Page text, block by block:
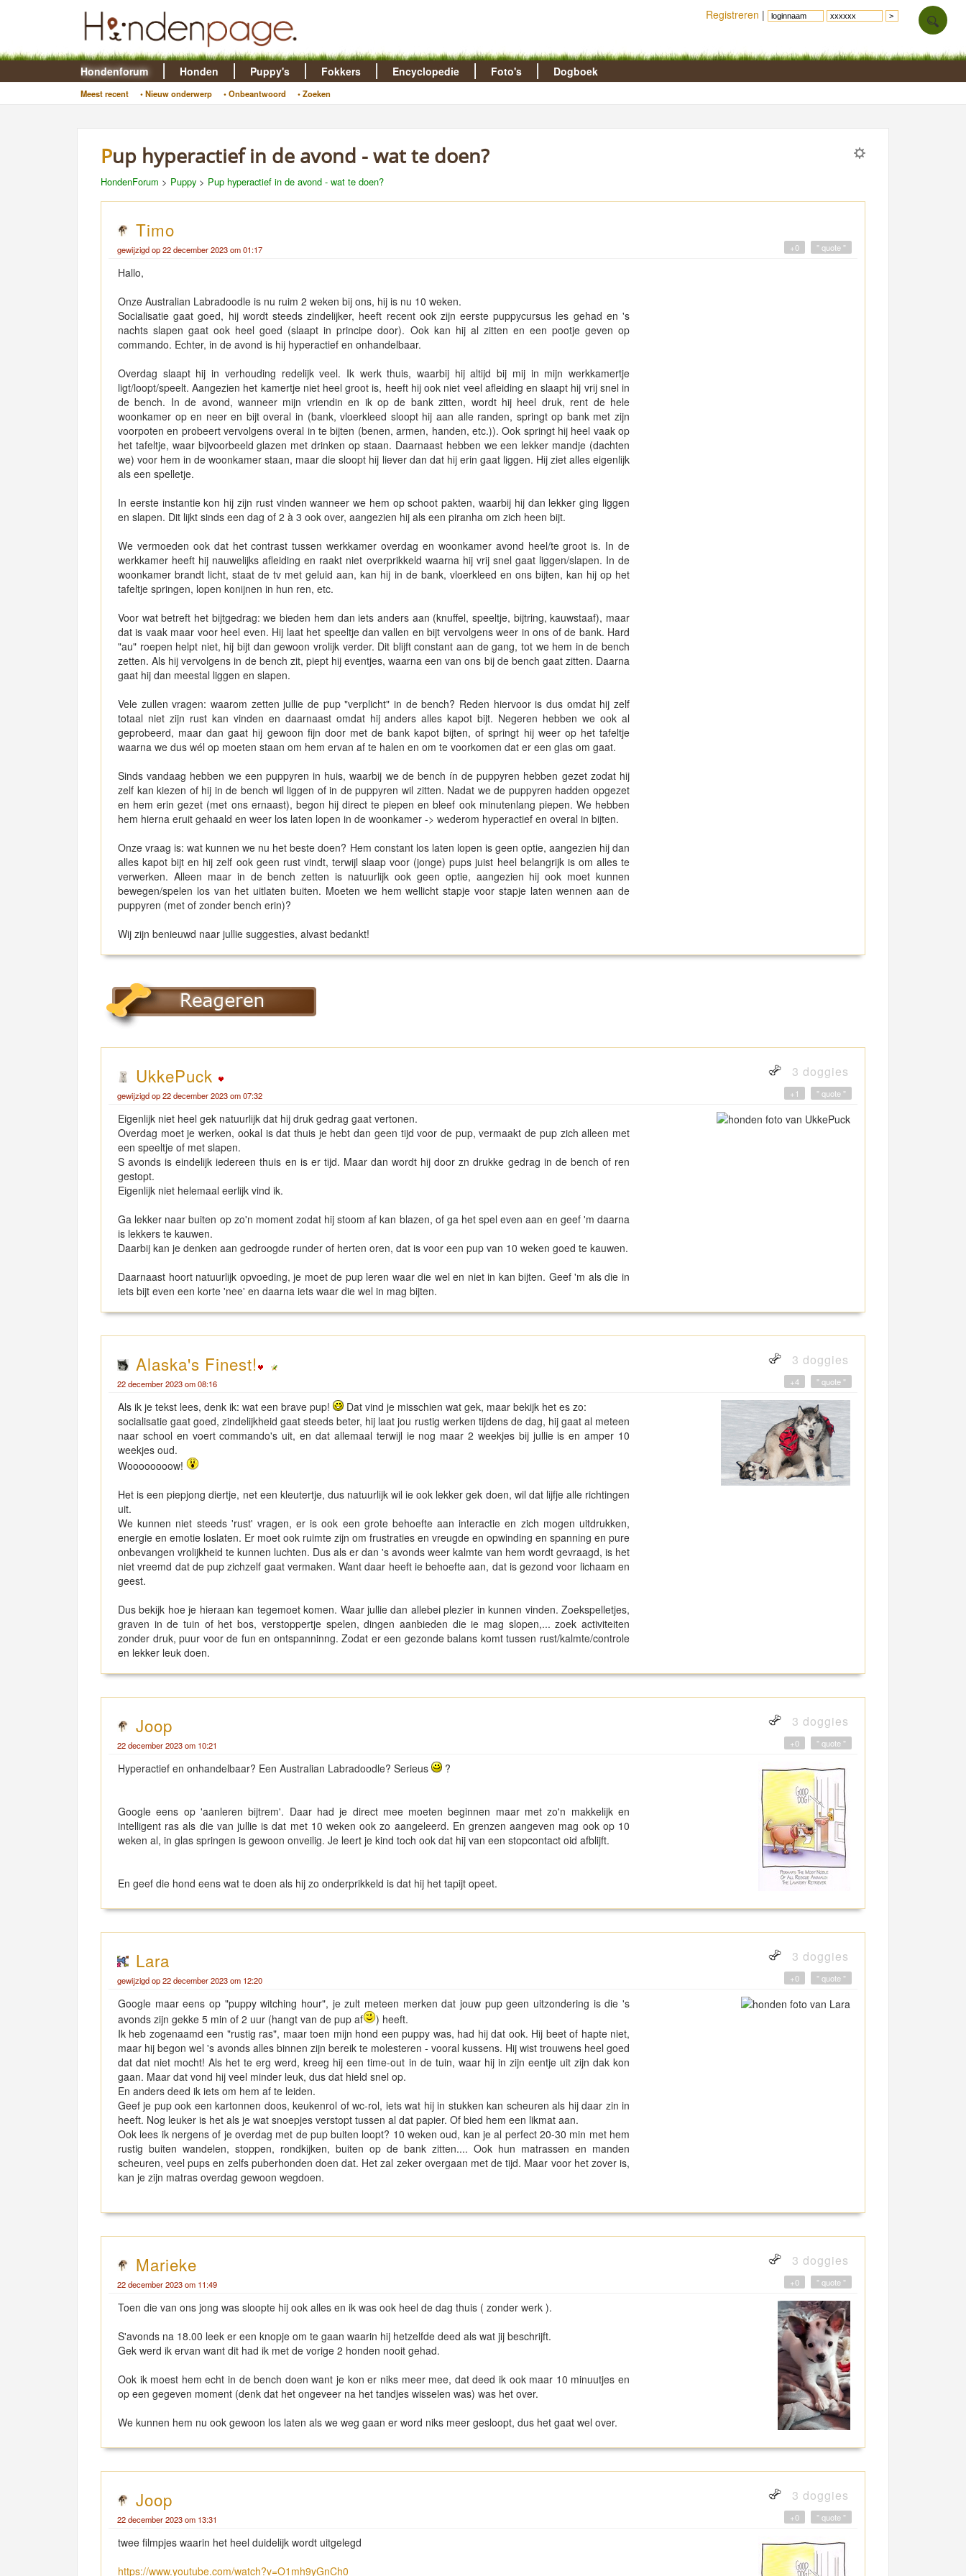
Hondenforum
Meest recent • Nieuw onderwerp • Onbeantwoord • Zoeken
Honden Puppy's Fokkers Encyclopedie Foto's Dogboek
Pup hyperactief in de avond - wat te doen?
HondenForum > Puppy > Pup hyperactief in de avond - wat te doen?
Timo
gewijzigd op 22 december 2023 om 01:17 " quote "
+0
Hallo,
Onze Australian Labradoodle is nu ruim 2 weken bij ons, hij is nu 10 weken.
Socialisatie gaat goed, hij wordt steeds zindelijker, heeft recent ook zijn eerste puppycursus les gehad en 's
nachts slapen gaat ook heel goed (slaapt in principe door). Ook kan hij al zitten en een pootje geven op
commando. Echter, in de avond is hij hyperactief en onhandelbaar.
Overdag slaapt hij in verhouding redelijk veel. Ik werk thuis, waarbij hij altijd bij mij in mijn werkkamertje
ligt/loopt/speelt. Aangezien het kamertje niet heel groot is, heeft hij ook niet veel afleiding en slaapt hij vrij snel in
de bench. In de avond, wanneer mijn vriendin en ik op de bank zitten, wordt hij heel druk, rent de hele
woonkamer op en neer en bijt overal in (bank, vloerkleed sloopt hij aan alle randen, springt op bank met zijn
voorpoten en probeert vervolgens overal in te bijten (benen, armen, handen, etc.)). Ook springt hij heel vaak op
het tafeltje, waar bijvoorbeeld glazen met drinken op staan. Daarnaast hebben we een lekker mandje (dachten
we) voor hem in de woonkamer staan, maar die sloopt hij liever dan dat hij erin gaat liggen. Hij ziet alles eigenlijk
als een spelletje.
In eerste instantie kon hij zijn rust vinden wanneer we hem op schoot pakten, waarbij hij dan lekker ging liggen
en slapen. Dit lijkt sinds een dag of 2 à 3 ook over, aangezien hij als een piranha om zich heen bijt.
We vermoeden ook dat het contrast tussen werkkamer overdag en woonkamer avond heel/te groot is. In de
werkkamer heeft hij nauwelijks afleiding en raakt niet overprikkeld waarna hij vrij snel gaat liggen/slapen. In de
woonkamer brandt licht, staat de tv met geluid aan, kan hij in de bank, vloerkleed en ons bijten, kan hij op het
tafeltje springen, lopen konijnen in hun ren, etc.
Voor wat betreft het bijtgedrag: we bieden hem dan iets anders aan (knuffel, speeltje, bijtring, kauwstaaf), maar
dat is vaak maar voor heel even. Hij laat het speeltje dan vallen en bijt vervolgens weer in ons of de bank. Hard
"au" roepen helpt niet, hij bijt dan gewoon vrolijk verder. Dit blijft constant aan de gang, tot we hem in de bench
zetten. Als hij vervolgens in de bench zit, piept hij eventjes, waarna een van ons bij de bench gaat zitten. Daarna
gaat hij dan meestal liggen en slapen.
Vele zullen vragen: waarom zetten jullie de pup "verplicht" in de bench? Reden hiervoor is dus omdat hij zelf
totaal niet zijn rust kan vinden en daarnaast omdat hij anders alles kapot bijt. Negeren hebben we ook al
geprobeerd, maar dan gaat hij gewoon fijn door met de bank kapot bijten, of springt hij weer op het tafeltje
waarna we dus wél op moeten staan om hem ervan af te halen en om te voorkomen dat er een glas om gaat.
Sinds vandaag hebben we een puppyren in huis, waarbij we de bench ín de puppyren hebben gezet zodat hij
zelf kan kiezen of hij in de bench wil liggen of in de puppyren wil zitten. Nadat we de puppyren hadden opgezet
en hem erin gezet (met ons ernaast), begon hij direct te piepen en bleef ook minutenlang piepen. We hebben
hem hierna eruit gehaald en weer los laten lopen in de woonkamer -> wederom hyperactief en overal in bijten.
Onze vraag is: wat kunnen we nu het beste doen? Hem constant los laten lopen is geen optie, aangezien hij dan
alles kapot bijt en hij zelf ook geen rust vindt, terwijl slaap voor (jonge) pups juist heel belangrijk is om alles te
verwerken. Alleen maar in de bench zetten is natuurlijk ook geen optie, aangezien hij ook moet kunnen
bewegen/spelen los van het uitlaten buiten. Moeten we hem wellicht stapje voor stapje laten wennen aan de
puppyren (met of zonder bench erin)?
Wij zijn benieuwd naar jullie suggesties, alvast bedankt!
UkkePuck 3 doggies
gewijzigd op 22 december 2023 om 07:32 " quote "
+1
Eigenlijk niet heel gek natuurlijk dat hij druk gedrag gaat vertonen.
Overdag moet je werken, ookal is dat thuis je hebt dan geen tijd voor de pup, vermaakt de pup zich alleen met
een speeltje of met slapen.
S avonds is eindelijk iedereen thuis en is er tijd. Maar dan wordt hij door zn drukke gedrag in de bench of ren
gestopt.
Eigenlijk niet helemaal eerlijk vind ik.
Ga lekker naar buiten op zo'n moment zodat hij stoom af kan blazen, of ga het spel even aan en geef 'm daarna
is lekkers te kauwen.
Daarbij kan je denken aan gedroogde runder of herten oren, dat is voor een pup van 10 weken goed te kauwen.
Daarnaast hoort natuurlijk opvoeding, je moet de pup leren waar die wel en niet in kan bijten. Geef 'm als die in
iets bijt even een korte 'nee' en daarna iets waar die wel in mag bijten.
Alaska's Finest! 3 doggies
22 december 2023 om 08:16 " quote "
+4
Als ik je tekst lees, denk ik: wat een brave pup!
Dat vind je misschien wat gek, maar bekijk het es zo:
socialisatie gaat goed, zindelijkheid gaat steeds beter, hij laat jou rustig werken tijdens de dag, hij gaat al meteen
naar school en voert commando's uit, en dat allemaal terwijl ie nog maar 2 weekjes bij jullie is en amper 10
weekjes oud.
Woooooooow!
Het is een piepjong diertje, net een kleutertje, dus natuurlijk wil ie ook lekker gek doen, wil dat lijfje alle richtingen
uit.
We kunnen niet steeds 'rust' vragen, er is ook een grote behoefte aan interactie en zich mogen uitdrukken,
energie en emotie loslaten. Er moet ook ruimte zijn om frustraties en vreugde en opwinding en spanning en pure
onbevangen vrolijkheid te kunnen luchten. Dus als er dan 's avonds weer kalmte van hem wordt gevraagd, is het
niet vreemd dat de pup zichzelf gaat vermaken. Want daar heeft ie behoefte aan, dat is gezond voor lichaam en
geest.
Dus bekijk hoe je hieraan kan tegemoet komen. Waar jullie dan allebei plezier in kunnen vinden. Zoekspelletjes,
graven in de tuin of het bos, verstoppertje spelen, dingen aanbieden die ie mag slopen,... zoek activiteiten
zonder druk, puur voor de fun en ontspanninng. Zodat er een gezonde balans komt tussen rust/kalmte/controle
en lekker leuk doen.
Joop 3 doggies
22 december 2023 om 10:21 " quote "
+0
Hyperactief en onhandelbaar? Een Australian Labradoodle? Serieus ?
Google eens op 'aanleren bijtrem'. Daar had je direct mee moeten beginnen maar met zo'n makkelijk en
intelligent ras als die van jullie is dat met 10 weken ook zo aangeleerd. En grenzen aangeven mag ook op 10
weken al, in glas springen is gewoon onveilig. Je leert je kind toch ook dat hij van een stopcontact oid afblijft.
En geef die hond eens wat te doen als hij zo onderprikkeld is dat hij het tapijt opeet.
Lara 3 doggies
gewijzigd op 22 december 2023 om 12:20 " quote "
+0
Google maar eens op "puppy witching hour", je zult meteen merken dat jouw pup geen uitzondering is die 's
avonds zijn gekke 5 min of 2 uur (hangt van de pup af
) heeft.
Ik heb zogenaamd een "rustig ras", maar toen mijn hond een puppy was, had hij dat ook. Hij beet of hapte niet,
maar hij begon wel 's avonds alles binnen zijn bereik te molesteren - vooral kussens. Hij wist trouwens heel goed
dat dat niet mocht! Als het te erg werd, kreeg hij een time-out in de tuin, waar hij in zijn eentje uit zijn dak kon
gaan. Maar dat vond hij veel minder leuk, dus dat hield snel op.
En anders deed ik iets om hem af te leiden.
Geef je pup ook een kartonnen doos, keukenrol of wc-rol, iets wat hij in stukken kan scheuren als hij daar zin in
heeft. Nog leuker is het als je wat snoepjes verstopt tussen al dat papier. Of bied hem een likmat aan.
Ook lees ik nergens of je overdag met de pup buiten loopt? 10 weken oud, kan je al perfect 20-30 min met hem
rustig buiten wandelen, stoppen, rondkijken, buiten op de bank zitten.... Ook hun matrassen en manden
scheuren, veel pups en zelfs puberhonden doen dat. Het zal zeker overgaan met de tijd. Maar voor het zover is,
kan je zijn matras overdag gewoon wegdoen.
Marieke 3 doggies
22 december 2023 om 11:49 " quote "
+0
Toen die van ons jong was sloopte hij ook alles en ik was ook heel de dag thuis ( zonder werk ).
S'avonds na 18.00 leek er een knopje om te gaan waarin hij hetzelfde deed als wat jij beschrijft.
Gek werd ik ervan want dit had ik met de vorige 2 honden nooit gehad.
Ook ik moest hem echt in de bench doen want je kon er niks meer mee, dat deed ik ook maar 10 minuutjes en
op een gegeven moment (denk dat het ongeveer na het tandjes wisselen was) was het over.
We kunnen hem nu ook gewoon los laten als we weg gaan er word niks meer gesloopt, dus het gaat wel over.
Joop 3 doggies
22 december 2023 om 13:31 " quote "
+0
twee filmpjes waarin het heel duidelijk wordt uitgelegd
https://www.youtube.com/watch?v=O1mh9yGnCh0
Registreren |